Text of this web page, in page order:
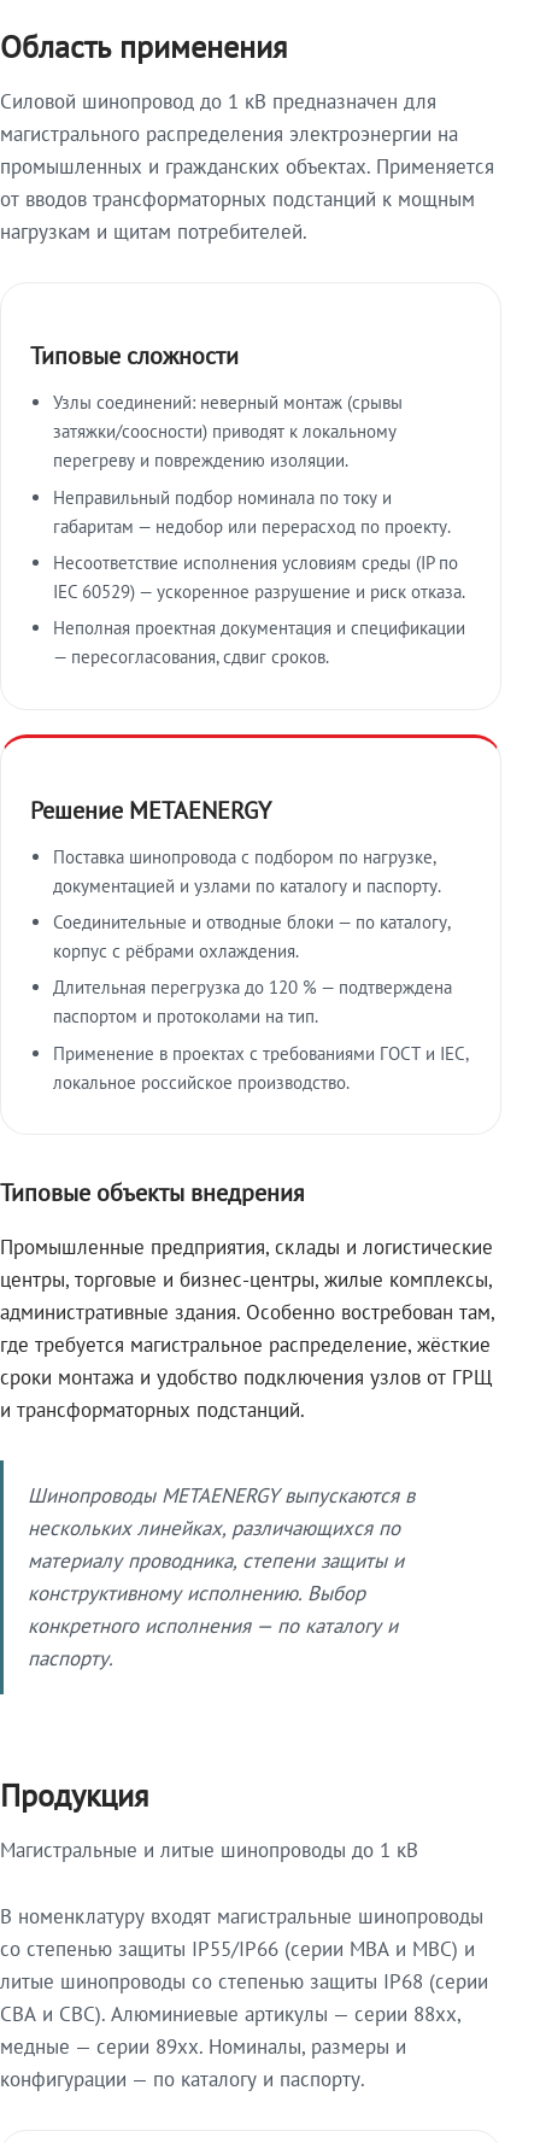
Область применения
Силовой шинопровод до 1 кВ предназначен для
магистрального распределения электроэнергии на
промышленных и гражданских объектах. Применяется
от вводов трансформаторных подстанций к мощным
нагрузкам и щитам потребителей.
Типовые сложности
Узлы соединений: неверный монтаж (срывы
затяжки/соосности) приводят к локальному
перегреву и повреждению изоляции.
Неправильный подбор номинала по току и
габаритам — недобор или перерасход по проекту.
Несоответствие исполнения условиям среды (IP по
IEC 60529) — ускоренное разрушение и риск отказа.
Неполная проектная документация и спецификации
— пересогласования, сдвиг сроков.
Решение METAENERGY
Поставка шинопровода с подбором по нагрузке,
документацией и узлами по каталогу и паспорту.
Соединительные и отводные блоки — по каталогу,
корпус с рёбрами охлаждения.
Длительная перегрузка до 120 % — подтверждена
паспортом и протоколами на тип.
Применение в проектах с требованиями ГОСТ и IEC,
локальное российское производство.
Типовые объекты внедрения
Промышленные предприятия, склады и логистические
центры, торговые и бизнес-центры, жилые комплексы,
административные здания. Особенно востребован там,
где требуется магистральное распределение, жёсткие
сроки монтажа и удобство подключения узлов от ГРЩ
и трансформаторных подстанций.
Шинопроводы METAENERGY выпускаются в
нескольких линейках, различающихся по
материалу проводника, степени защиты и
конструктивному исполнению. Выбор
конкретного исполнения — по каталогу и
паспорту.
Продукция
Магистральные и литые шинопроводы до 1 кВ
В номенклатуру входят магистральные шинопроводы
со степенью защиты IP55/IP66 (серии МВА и МВС) и
литые шинопроводы со степенью защиты IP68 (серии
СВА и СВС). Алюминиевые артикулы — серии 88xx,
медные — серии 89xx. Номиналы, размеры и
конфигурации — по каталогу и паспорту.